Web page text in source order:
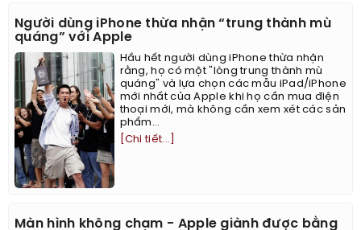
Người dùng iPhone thừa nhận “trung thành mù
quáng” với Apple
Hầu hết người dùng iPhone thừa nhận
rằng, họ có một "lòng trung thành mù
quáng" và lựa chọn các mẫu iPad/iPhone
mới nhất của Apple khi họ cần mua điện
thoại mới, mà không cần xem xét các sản
phẩm...
[Chi tiết...]
Màn hình không chạm - Apple giành được bằng